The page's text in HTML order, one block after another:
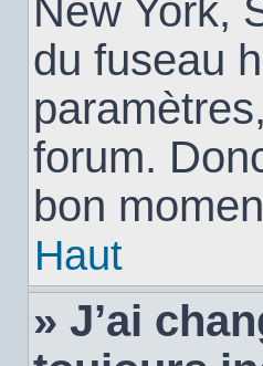
New York,
du fuseau
forum.
bon
Haut
» J’ai